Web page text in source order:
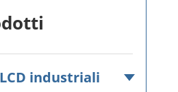
industriali